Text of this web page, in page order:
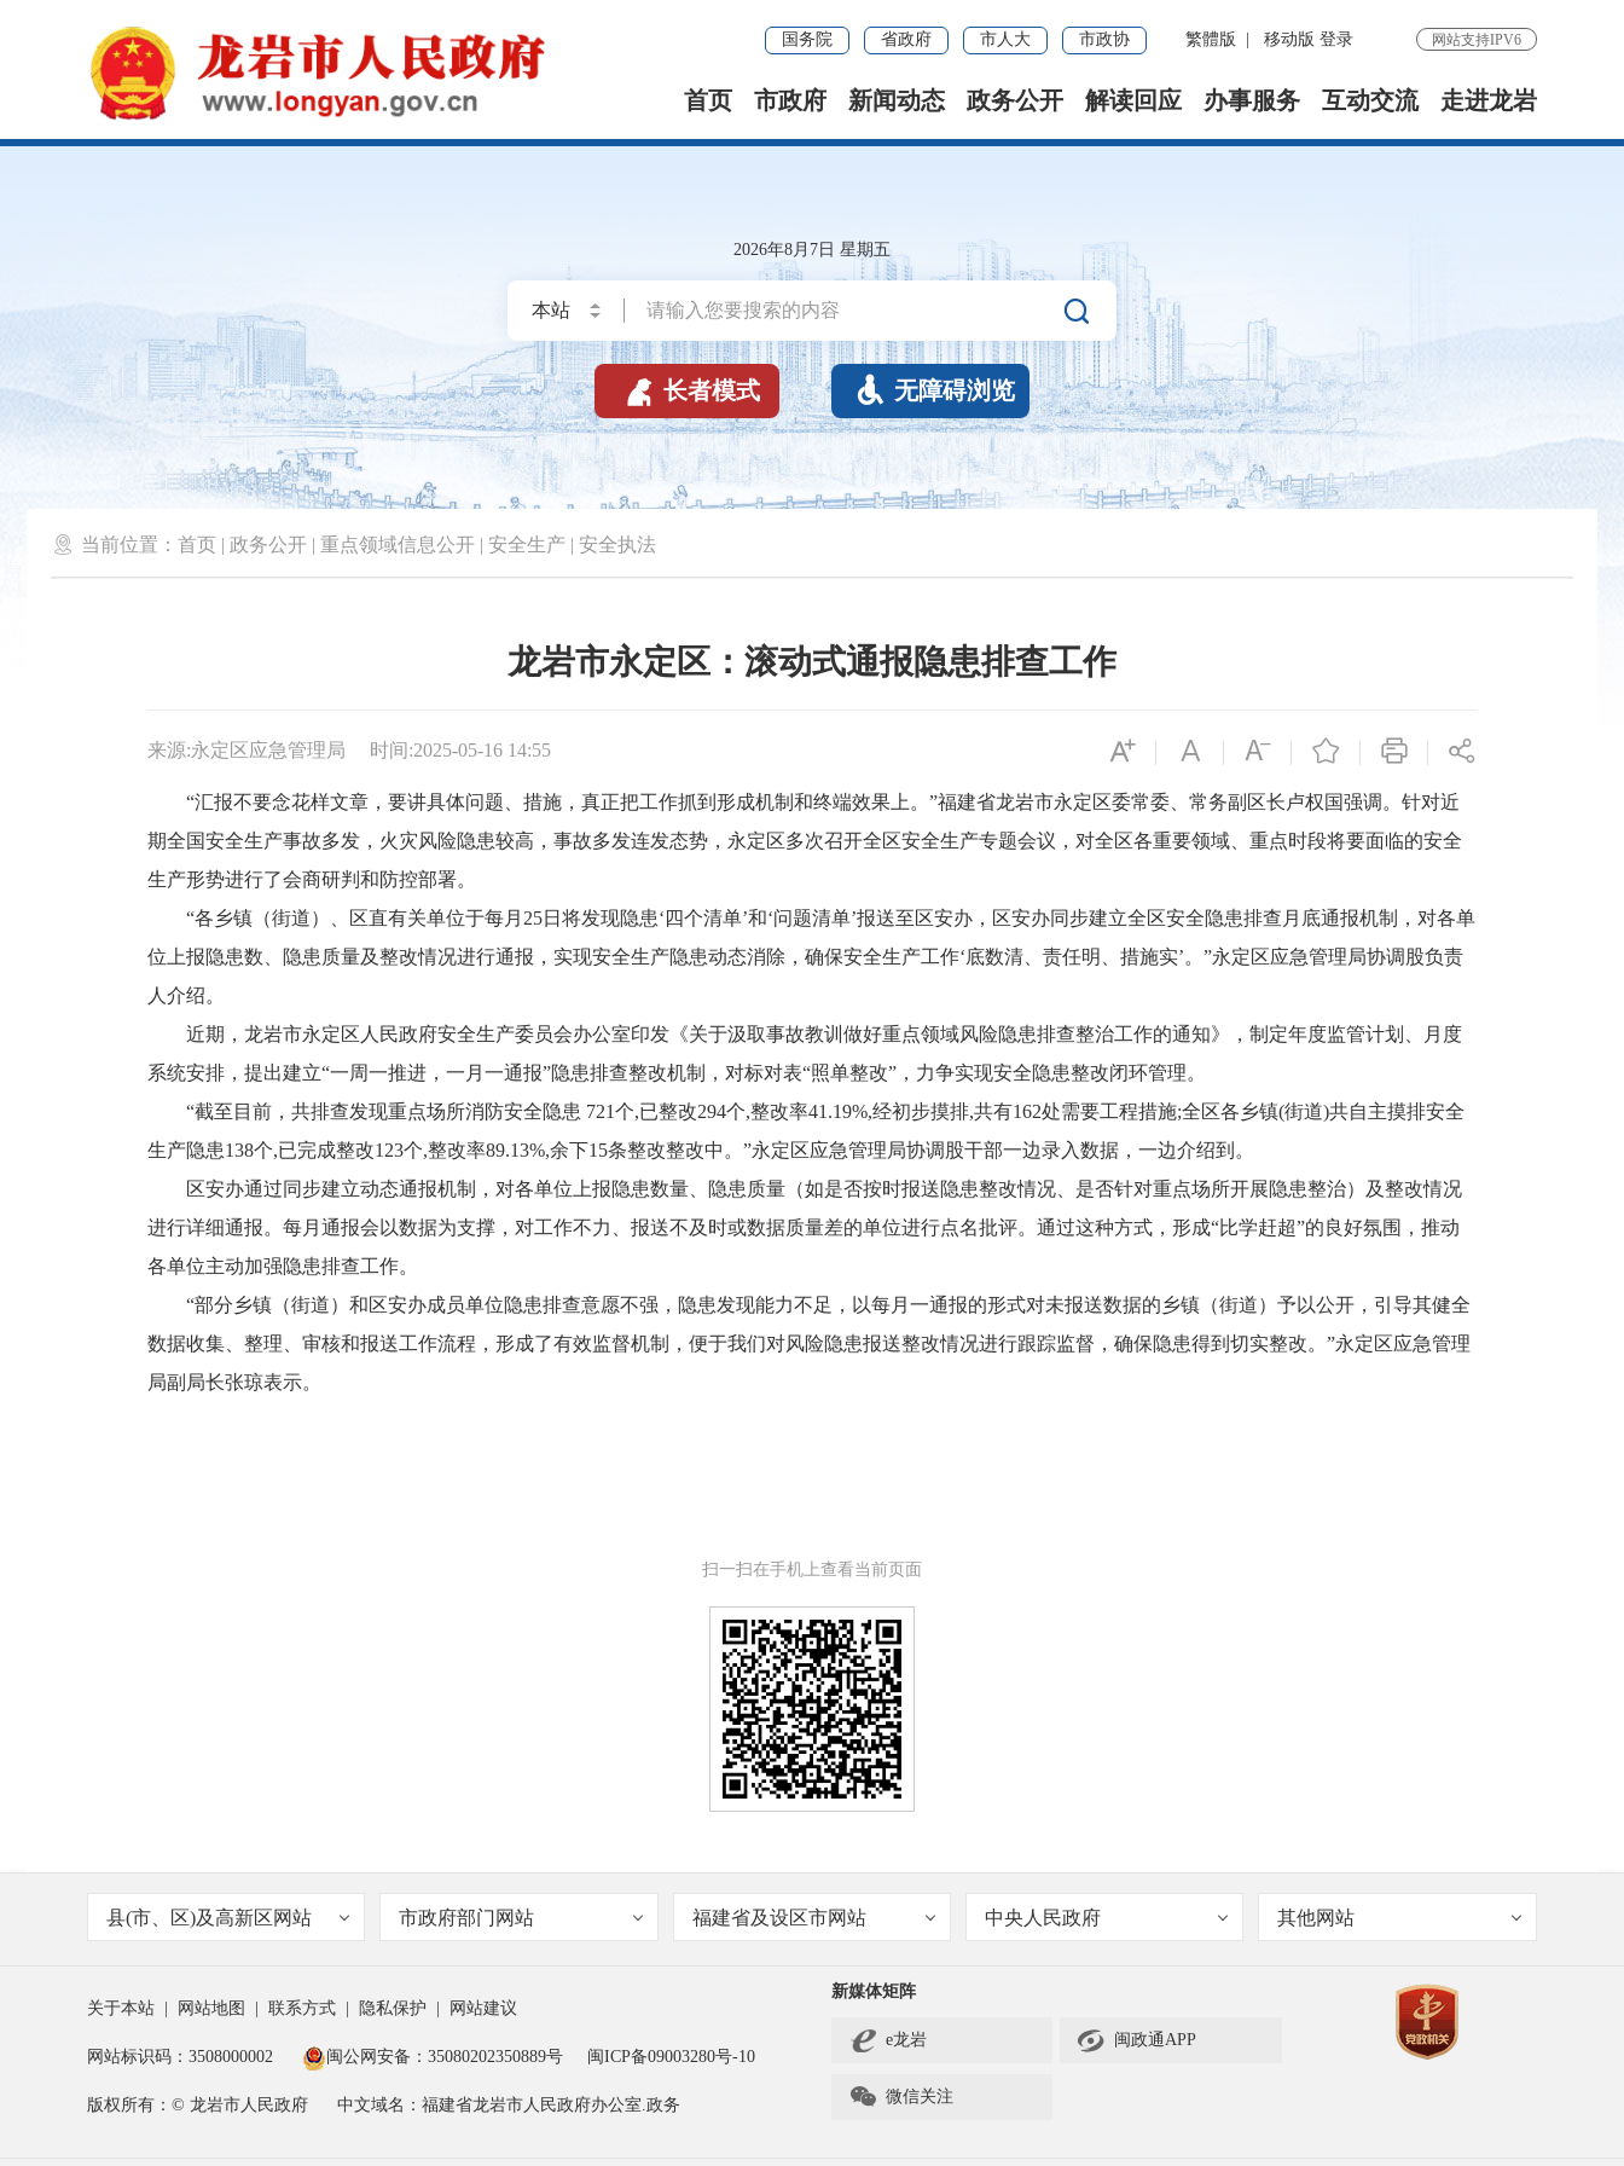
国务院 省政府 市人大 市政协 繁體版 移动版 登录 网站支持IPV6
首页 市政府 新闻动态 政务公开 解读回应 办事服务 互动交流 走进龙岩
2026年8月7日 星期五

 长者模式  无障碍浏览
 当前位置： 首页 | 政务公开 | 重点领域信息公开 | 安全生产 | 安全执法
龙岩市永定区：滚动式通报隐患排查工作
来源:永定区应急管理局 时间:2025-05-16 14:55
“汇报不要念花样文章，要讲具体问题、措施，真正把工作抓到形成机制和终端效果上。”福建省龙岩市永定区委常委、常务副区长卢权国强调。针对近
期全国安全生产事故多发，火灾风险隐患较高，事故多发连发态势，永定区多次召开全区安全生产专题会议，对全区各重要领域、重点时段将要面临的安全
生产形势进行了会商研判和防控部署。
“各乡镇（街道）、区直有关单位于每月25日将发现隐患‘四个清单’和‘问题清单’报送至区安办，区安办同步建立全区安全隐患排查月底通报机制，对各单
位上报隐患数、隐患质量及整改情况进行通报，实现安全生产隐患动态消除，确保安全生产工作‘底数清、责任明、措施实’。”永定区应急管理局协调股负责
人介绍。
近期，龙岩市永定区人民政府安全生产委员会办公室印发《关于汲取事故教训做好重点领域风险隐患排查整治工作的通知》，制定年度监管计划、月度
系统安排，提出建立“一周一推进，一月一通报”隐患排查整改机制，对标对表“照单整改”，力争实现安全隐患整改闭环管理。
“截至目前，共排查发现重点场所消防安全隐患 721个,已整改294个,整改率41.19%,经初步摸排,共有162处需要工程措施;全区各乡镇(街道)共自主摸排安全
生产隐患138个,已完成整改123个,整改率89.13%,余下15条整改整改中。”永定区应急管理局协调股干部一边录入数据，一边介绍到。
区安办通过同步建立动态通报机制，对各单位上报隐患数量、隐患质量（如是否按时报送隐患整改情况、是否针对重点场所开展隐患整治）及整改情况
进行详细通报。每月通报会以数据为支撑，对工作不力、报送不及时或数据质量差的单位进行点名批评。通过这种方式，形成“比学赶超”的良好氛围，推动
各单位主动加强隐患排查工作。
“部分乡镇（街道）和区安办成员单位隐患排查意愿不强，隐患发现能力不足，以每月一通报的形式对未报送数据的乡镇（街道）予以公开，引导其健全
数据收集、整理、审核和报送工作流程，形成了有效监督机制，便于我们对风险隐患报送整改情况进行跟踪监督，确保隐患得到切实整改。”永定区应急管理
局副局长张琼表示。
扫一扫在手机上查看当前页面
县(市、区)及高新区网站 市政府部门网站 福建省及设区市网站 中央人民政府 其他网站
关于本站 网站地图 联系方式 隐私保护 网站建议
网站标识码：3508000002 闽公网安备：35080202350889号 闽ICP备09003280号-10
版权所有：© 龙岩市人民政府 中文域名：福建省龙岩市人民政府办公室.政务
新媒体矩阵
e龙岩  闽政通APP
 微信关注